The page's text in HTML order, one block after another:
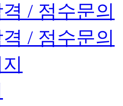
/ 점수문의
/ 점수문의